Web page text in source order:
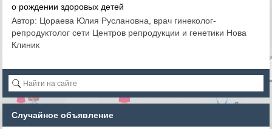
о рождении здоровых детей
Автор: Цораева Юлия Руслановна, врач гинеколог-
репродуктолог сети Центров репродукции и генетики Нова
Клиник
Случайное объявление